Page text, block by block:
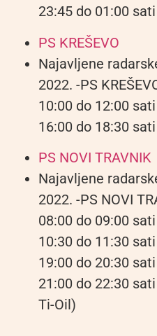
23:45 do 01:00
PS KREŠEVO
Najavljene
2022. -PS
10:00 do 12:00
16:00 do 18:30
PS NOVI TRAVNIK
Najavljene
2022. -PS NOVI
08:00 do 09:00
10:30 do 11:30
19:00 do 20:30
21:00 do 22:30
Ti-Oil)